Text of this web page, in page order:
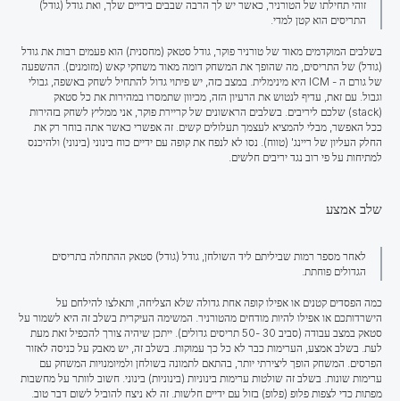
זוהי תחילתו של הטורניר, כאשר יש לך הרבה שבבים בידיים שלך, ואת גודל (גודל)
התריסים הוא קטן למדי.
בשלבים המוקדמים מאוד של טורניר פוקר, גודל סטאק (מחסנית) הוא פעמים רבות את גודל
(גודל) של התריסים, מה שהופך את המשחק דומה מאוד משחקי קאש (מזומנים). ההשפעה
של גורם ה
- ICM היא מינימלית. במצב כזה, יש פיתוי גדול להתחיל לשחק באשפה, גבולי
וגבול. עם זאת, עדיף לנטוש את הרעיון הזה, מכיוון שתמסרו במהירות את כל סטאק
(stack) שלכם ליריבים. בשלבים הראשונים של קריירת פוקר, אני ממליץ לשחק בזהירות
ככל האפשר, מבלי להמציא לעצמך תעלולים קשים. זה אפשרי כאשר אתה בוחר רק את
החלק העליון של ריינג' (טווח). נסו לא לנפח את קופה עם ידיים כוח בינוני (בינוני) ולהיכנס
למתיחות על פי רוב נגד יריבים חלשים.
שלב אמצע
לאחר מספר רמות שביליתם ליד השולחן, גודל (גודל) סטאק ההתחלה בתריסים
הגדולים פוחתת.
כמה הפסדים קטנים או אפילו קופה אחת גדולה שלא הצליחה, ותאלצו להילחם על
הישרדותכם או אפילו להיות מודחים מהטורניר. המשימה העיקרית בשלב זה היא לשמור על
סטאק במצב עבודה (סביב 30 -50 תריסים גדולים). ייתכן שיהיה צורך להכפיל זאת מעת
לעת. בשלב אמצע, הערימות כבר לא כל כך עמוקות. בשלב זה, יש מאבק על כניסה לאזור
הפרסים. המשחק הופך ליצירתי יותר, בהתאם לתמונה בשולחן ולמיומנויות המשחק עם
ערימות שונות. בשלב זה שולטות ערימות בינוניות (בינוניות) בינוני. חשוב לוותר על מחשבות
מפתות כדי לצפות פלופ (פלופ) בזול עם ידיים חלשות. זה לא ניצח להוביל לשום דבר טוב.